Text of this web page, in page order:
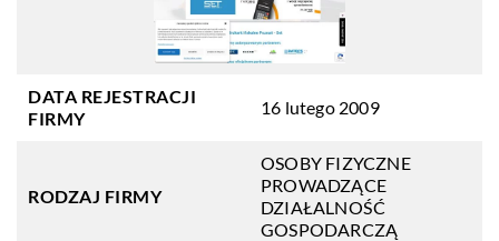
DATA REJESTRACJI
FIRMY
16 lutego 2009
RODZAJ FIRMY
OSOBY FIZYCZNE
PROWADZĄCE
DZIAŁALNOŚĆ
GOSPODARCZĄ